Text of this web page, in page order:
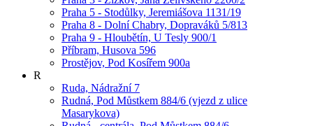
Praha 5 - Stodůlky, Jeremiášova 1131/19
Praha 8 - Dolní Chabry, Dopraváků 5/813
Praha 9 - Hloubětín, U Tesly 900/1
Příbram, Husova 596
Prostějov, Pod Kosířem 900a
R
Ruda, Nádražní 7
Rudná, Pod Můstkem 884/6 (vjezd z ulice
Masarykova)